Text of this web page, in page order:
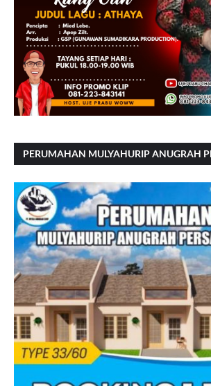
PERUMAHAN MULYAHURIP ANUGRAH